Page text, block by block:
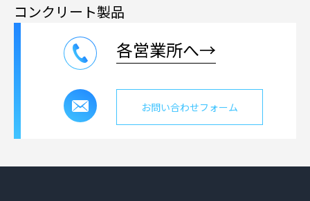
コンクリート製品
各営業所へ→
お問い合わせフォーム